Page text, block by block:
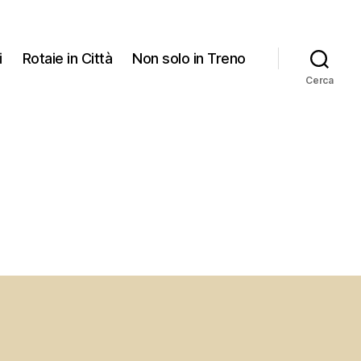
Rotaie in Città Non solo in Treno
Cerca